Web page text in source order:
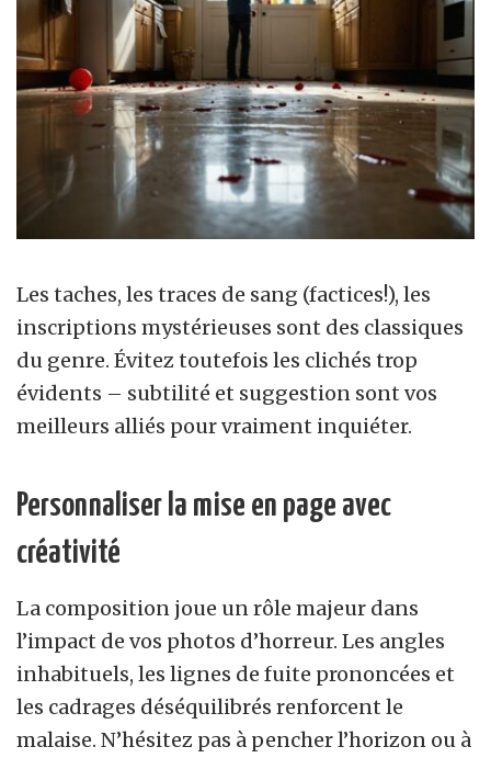
Les taches, les traces de sang (factices!), les
inscriptions mystérieuses sont des classiques
du genre. Évitez toutefois les clichés trop
évidents – subtilité et suggestion sont vos
meilleurs alliés pour vraiment inquiéter.
Personnaliser la mise en page avec
créativité
La composition joue un rôle majeur dans
l’impact de vos photos d’horreur. Les angles
inhabituels, les lignes de fuite prononcées et
les cadrages déséquilibrés renforcent le
malaise. N’hésitez pas à pencher l’horizon ou à